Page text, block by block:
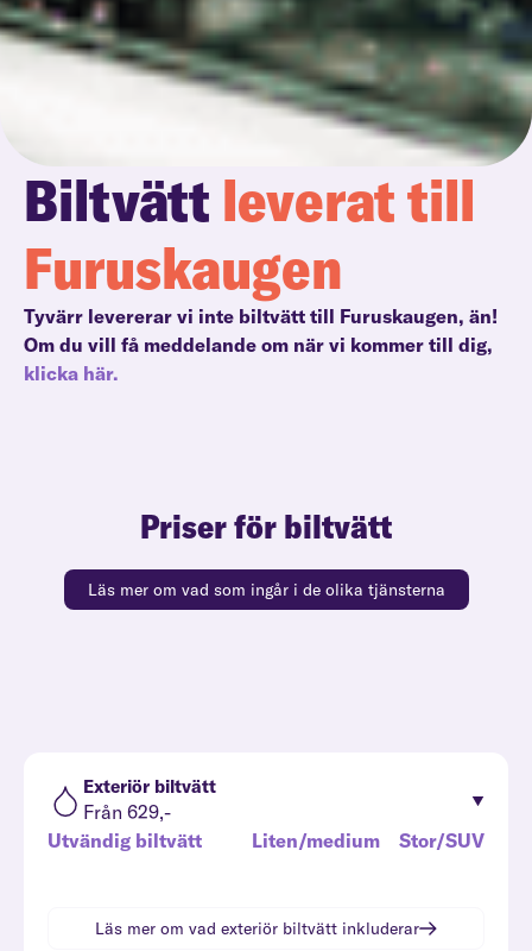
Biltvätt leverat till
Furuskaugen
Tyvärr levererar vi inte biltvätt till Furuskaugen, än!
Om du vill få meddelande om när vi kommer till dig,
klicka här.
Priser för biltvätt
Läs mer om vad som ingår i de olika tjänsterna
Exteriör biltvätt
Från 629,-
Utvändig biltvätt
Liten/medium Stor/SUV
Läs mer om vad exteriör biltvätt inkluderar